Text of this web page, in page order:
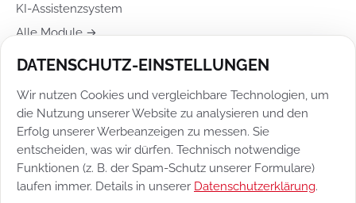
KI-Assistenzsystem
Alle Module →
RECHTLICHES
Impressum
Datenschutz
Datenschutz-Einstellungen
Vertragsbedingungen
DATENSCHUTZ-EINSTELLUNGEN
Wir nutzen Cookies und vergleichbare Technologien, um
die Nutzung unserer Website zu analysieren und den
Erfolg unserer Werbeanzeigen zu messen. Sie
entscheiden, was wir dürfen. Technisch notwendige
Funktionen (z. B. der Spam-Schutz unserer Formulare)
laufen immer. Details in unserer Datenschutzerklärung.